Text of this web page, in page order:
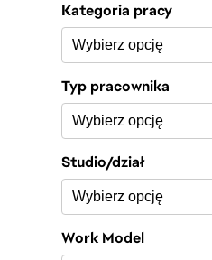
Kategoria pracy
Typ pracownika
Studio/dział
Work Model